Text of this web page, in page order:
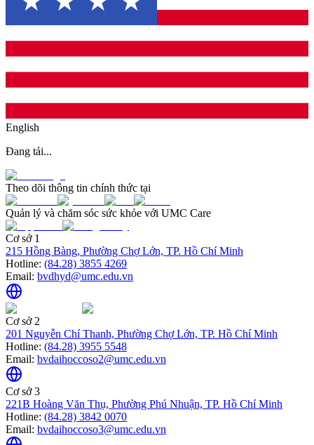
English
Đang tải...
Theo dõi thông tin chính thức tại
Quản lý và chăm sóc sức khỏe với UMC Care
Cơ sở 1
215 Hồng Bàng, Phường Chợ Lớn, TP. Hồ Chí Minh
Hotline: (84.28) 3855 4269
Email: bvdhyd@umc.edu.vn
Cơ sở 2
201 Nguyễn Chí Thanh, Phường Chợ Lớn, TP. Hồ Chí Minh
Hotline: (84.28) 3955 5548
Email: bvdaihoccoso2@umc.edu.vn
Cơ sở 3
221B Hoàng Văn Thụ, Phường Phú Nhuận, TP. Hồ Chí Minh
Hotline: (84.28) 3842 0070
Email: bvdaihoccoso3@umc.edu.vn